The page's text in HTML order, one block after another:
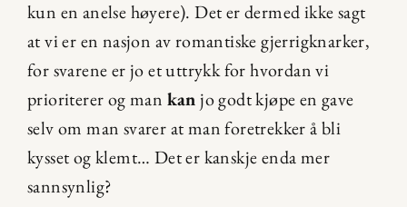
kun en anelse høyere). Det er dermed ikke sagt
at vi er en nasjon av romantiske gjerrigknarker,
for svarene er jo et uttrykk for hvordan vi
prioriterer og man kan jo godt kjøpe en gave
selv om man svarer at man foretrekker å bli
kysset og klemt… Det er kanskje enda mer
sannsynlig?